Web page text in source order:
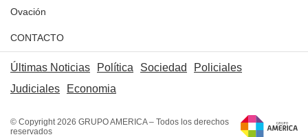
Ovación
CONTACTO
Últimas Noticias Política Sociedad
Policiales
Judiciales
Economia
© Copyright 2026 GRUPO AMERICA – Todos los derechos
reservados